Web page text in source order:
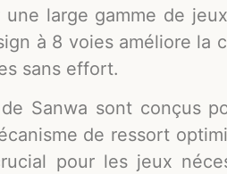
large gamme de
à 8 voies améliore la
sans effort.
Sanwa sont conçus
de ressort
pour les jeux